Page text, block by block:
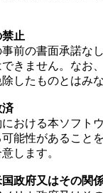
禁止
前の書面承諾な
きません。なお
したものとはみ
済
おける本ソフト
能性があること
します。
国政府又はその関